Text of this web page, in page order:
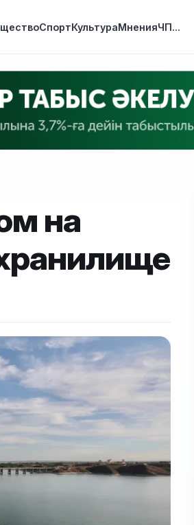
СпортКультураМненияЧП...
на